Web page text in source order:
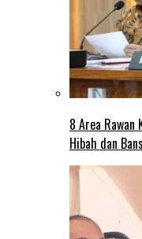
8 Area
Hibah dan